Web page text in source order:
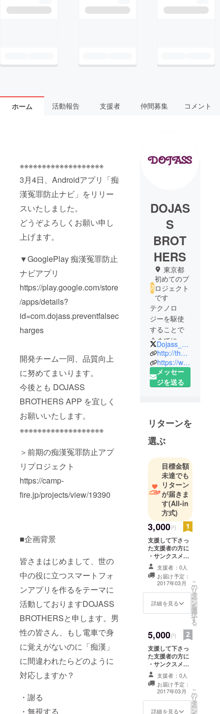
ホーム 活動報告 支援者 仲間募集 コメント
※※※※※※※※※※※※※※※※※※※
3月4日、Androidアプリ「痴
漢冤罪防止ナビ」をリリー
スいたしました。
どうぞよろしくお願い申し
上げます。
▼GooglePlay 痴漢冤罪防止
ナビアプリ
https://play.google.com/store
/apps/details?
id=com.dojass.preventfalsec
harges
開発チーム一同、品質向上
に努めてまいります。
今後とも DOJASS
BROTHERS APP を宜しく
お願いいたします。
※※※※※※※※※※※※※※※※※※※
＞前期の痴漢冤罪防止アプ
リプロジェクト
https://camp-
fire.jp/projects/view/19390
■企画背景
皆さまはじめまして、世の
中の役に立つスマートフォ
ンアプリを作るをテーマに
活動しておりますDOJASS
BROTHERSと申します。男
性の皆さん、もし電車で身
に覚えがないのに「痴漢」
に間違われたらどのように
対応しますか？
・謝る
・無視する
DOJAS
S
BROT
HERS
東京都
初めてのプ
ロジェクト
です
テクノロ
ジーを駆使
することで
今までにな
い笑顔ある
未来を創造
するのコン
セプトのも
発していま
す、DOJASS
BROTHERS
と申しま
す。
たくさんの
人の不安が
少しでもな
くなります
ように、た
くさんの人
に知っても
らい使って
いただけま
すように、
ご支援いた
ジェクトの
成功を目指
してまいり
ます。応援
よろしくお
願いしま
す。
Dojass_nara
http://thedojass.wixsite.com/dojass-brothers-app
https://www.facebook.com/dojassbroapp/
メッセー
ジを送る
リターンを
選ぶ
目標金額
未達でも
リターン
が届きま
す(All-in
方式)
3,000円
支援して下さっ
た支援者の方に
・サンクスメー
ル ・製品版
Androidアプリ
の無料ダウン
ロード ・公式
ホームページに
氏名(またはニッ
クネーム)を掲載
名(またはニック
ネーム) を掲載
支援者：0人
お届け予定：
2017年03月
詳細を見る
こ
の
リ
タ
ー
ン
を
選
択
す
る
5,000円
支援して下さっ
た支援者の方に
・サンクスメー
ル ・活動報告 ・
製品版Android
アプリの無料ダ
ウンロード ・公
式ホームページ
に氏名(または
支援者：0人
お届け予定：
2017年03月
詳細を見る
こ
の
リ
タ
ー
ン